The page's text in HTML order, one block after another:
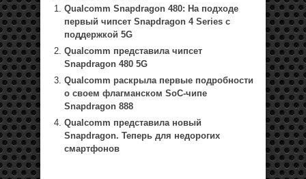
Qualcomm Snapdragon 480: На подходе
первый чипсет Snapdragon 4 Series с
поддержкой 5G
Qualcomm представила чипсет
Snapdragon 480 5G
Qualcomm раскрыла первые подробности
о своем флагманском SoC-чипе
Snapdragon 888
Qualcomm представила новый
Snapdragon. Теперь для недорогих
смартфонов